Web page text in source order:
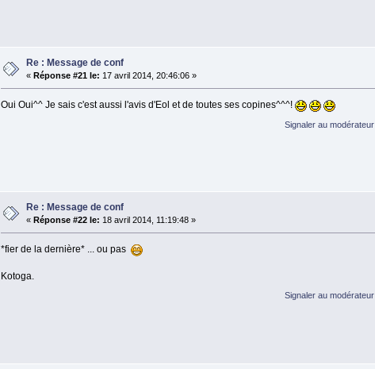
Re : Message de conf
« Réponse #21 le: 17 avril 2014, 20:46:06 »
Oui Oui^^ Je sais c'est aussi l'avis d'Eol et de toutes ses copines^^^!
Signaler au modérateur
Re : Message de conf
«Réponse #22 le: 18 avril 2014, 11:19:48 »
*fier de la dernière* ... ou pas
Kotoga.
Signaler au modérateur